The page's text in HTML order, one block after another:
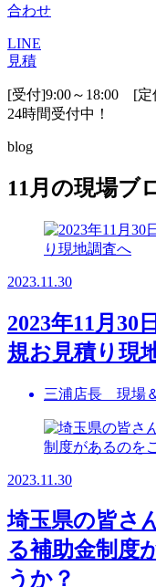
合わせ
LINE
見積
[受付]9:00～18:00 [定
24時間受付中！
blog
11月の現場ブ
2023.11.30
2023年11月
規お見積り現
三浦店長 現場
2023.11.30
埼玉県の皆さ
る補助金制度
うか？